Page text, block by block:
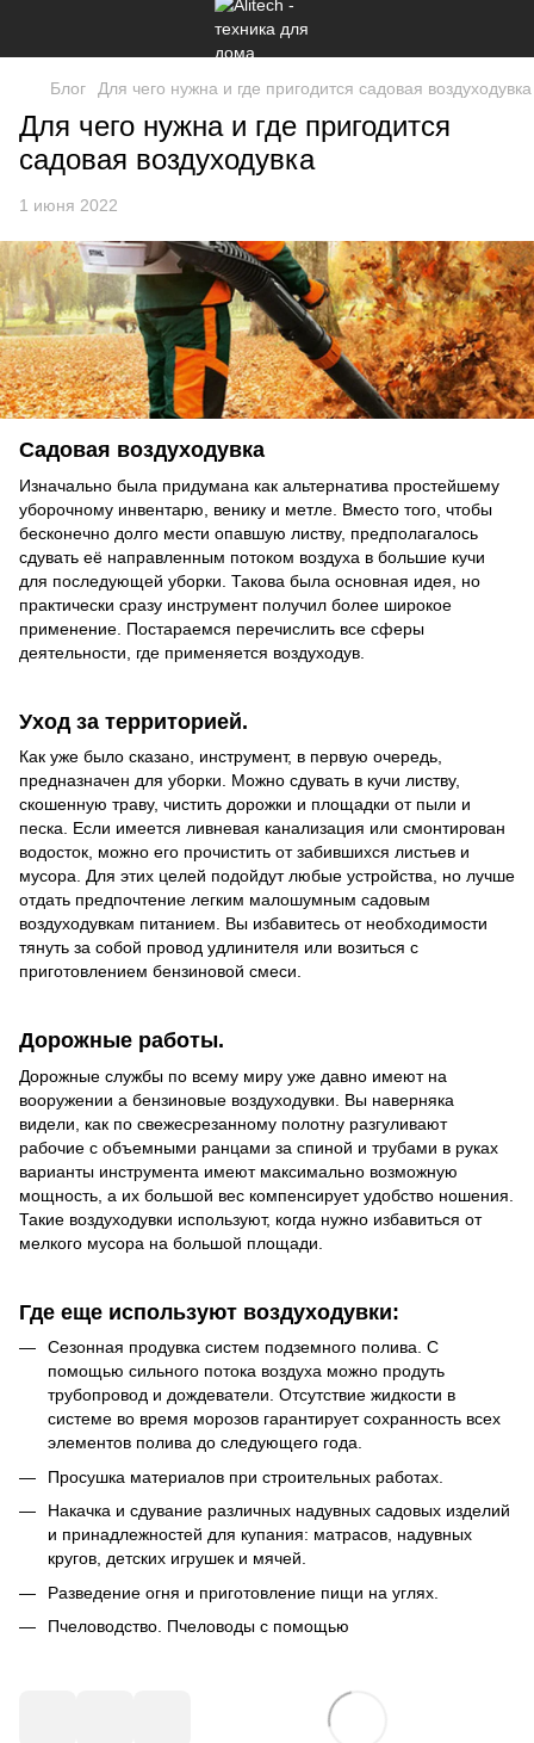
Блог Для чего нужна и где пригодится садовая воздуходувка
Для чего нужна и где пригодится
садовая воздуходувка
1 июня 2022
Садовая воздуходувка
Изначально была придумана как альтернатива простейшему
уборочному инвентарю, венику и метле. Вместо того, чтобы
бесконечно долго мести опавшую листву, предполагалось
сдувать её направленным потоком воздуха в большие кучи
для последующей уборки. Такова была основная идея, но
практически сразу инструмент получил более широкое
применение. Постараемся перечислить все сферы
деятельности, где применяется воздуходув.
Уход за территорией.
Как уже было сказано, инструмент, в первую очередь,
предназначен для уборки. Можно сдувать в кучи листву,
скошенную траву, чистить дорожки и площадки от пыли и
песка. Если имеется ливневая канализация или смонтирован
водосток, можно его прочистить от забившихся листьев и
мусора. Для этих целей подойдут любые устройства, но лучше
отдать предпочтение легким малошумным садовым
воздуходувкам питанием. Вы избавитесь от необходимости
тянуть за собой провод удлинителя или возиться с
приготовлением бензиновой смеси.
Дорожные работы.
Дорожные службы по всему миру уже давно имеют на
вооружении a бензиновые воздуходувки. Вы наверняка
видели, как по свежесрезанному полотну разгуливают
рабочие с объемными ранцами за спиной и трубами в руках
варианты инструмента имеют максимально возможную
мощность, а их большой вес компенсирует удобство ношения.
Такие воздуходувки используют, когда нужно избавиться от
мелкого мусора на большой площади.
Где еще используют воздуходувки:
Сезонная продувка систем подземного полива. С
помощью сильного потока воздуха можно продуть
трубопровод и дождеватели. Отсутствие жидкости в
системе во время морозов гарантирует сохранность всех
элементов полива до следующего года.
Просушка материалов при строительных работах.
Накачка и сдувание различных надувных садовых изделий
и принадлежностей для купания: матрасов, надувных
кругов, детских игрушек и мячей.
Разведение огня и приготовление пищи на углях.
Пчеловодство. Пчеловоды с помощью